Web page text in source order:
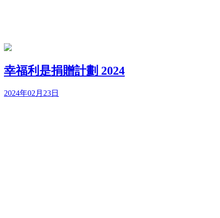
幸福利是捐贈計劃 2024
2024年02月23日